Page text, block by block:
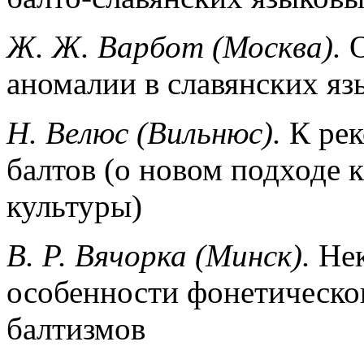
Ж. Ж. Варбот (Москва).
аномалии в славянских
Н. Вeлюс (Вильнюс). К
балтов (о новом подходе
культуры)
В. Р. Вячоpка (Минск).
особенности
балтизмов